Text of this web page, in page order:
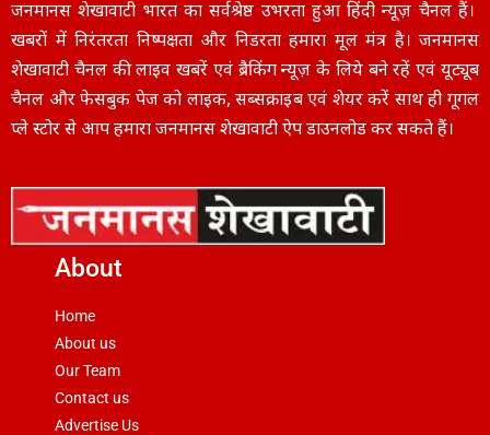
जनमानस शेखावाटी भारत का सर्वश्रेष्ठ उभरता हुआ हिंदी न्यूज़ चैनल हैं।
खबरों में निरंतरता निष्पक्षता और निडरता हमारा मूल मंत्र है। जनमानस
शेखावाटी चैनल की लाइव खबरें एवं ब्रैकिंग न्यूज़ के लिये बने रहें एवं यूट्यूब
चैनल और फेसबुक पेज को लाइक, सब्सक्राइब एवं शेयर करें साथ ही गूगल
प्ले स्टोर से आप हमारा जनमानस शेखावाटी ऐप डाउनलोड कर सकते हैं।
About
Home
About us
Our Team
Contact us
Advertise Us